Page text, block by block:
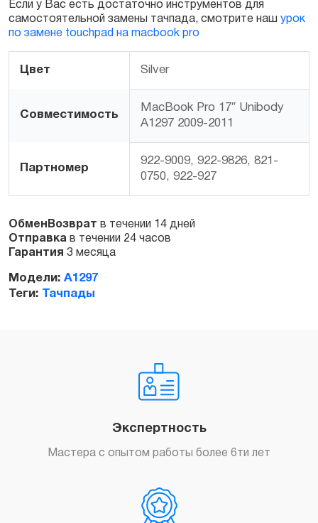
Если у Вас есть достаточно инструментов для
самостоятельной замены тачпада, смотрите наш урок
по замене touchpad на macbook pro
Цвет Silver
Совместимость
MacBook Pro 17″ Unibody
A1297 2009-2011
Партномер
922-9009, 922-9826, 821-
0750, 922-927
ОбменВозврат в течении 14 дней
Отправка в течении 24 часов
Гарантия 3 месяца
Модели: A1297
Теги:
Тачпады
Экспертность
Мастера с опытом работы более 6ти лет